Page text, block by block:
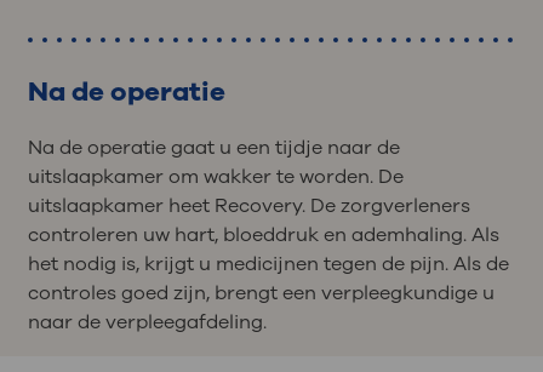
Na de operatie
Na de operatie gaat u een tijdje naar de
uitslaapkamer om wakker te worden. De
uitslaapkamer heet Recovery. De zorgverleners
controleren uw hart, bloeddruk en ademhaling. Als
het nodig is, krijgt u medicijnen tegen de pijn. Als de
controles goed zijn, brengt een verpleegkundige u
naar de verpleegafdeling.